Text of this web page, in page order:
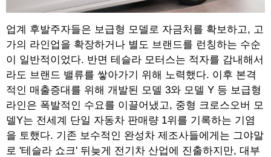
업계 후발주자들은 보급형 모델로 자금처를 확보하고, 고
가의 라인업을 확장하거나 별도 브랜드를 런칭하는 수순
이 일반적이었다. 반면 테슬라 모터스는 적자를 감내해서
라도 브랜드 밸류를 쌓아가기 위해 노력했다. 이후 본격
적인 매출증대를 위해 개발된 모델 3와 모델 Y 등 보급형
라인은 폭발적인 수요를 이끌어냈고, 중형 크로스오버 모
델Y는 전세계 단일 자동차 판매량 1위를 기록하는 기염
을 토했다. 기존 보수적인 완성차 제조사들에게는 그야말
로 '테슬라 쇼크' 뒤늦게 전기차 산업에 진출하지만, 대부